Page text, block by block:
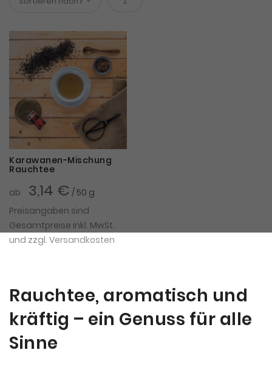
Karawanen-Mischung
Rauchtee
ab
3,14 € / 50 g
Preisangaben sind
Gesamtpreise inkl. MwSt.
und zzgl. Versandkosten
Rauchtee, aromatisch und
kräftig – ein Genuss für alle
Sinne